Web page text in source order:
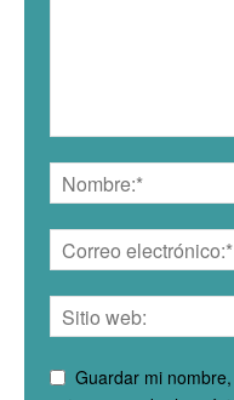
Guardar mi